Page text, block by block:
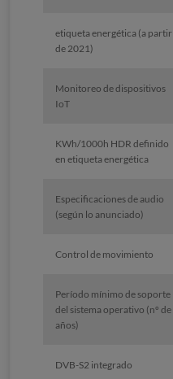
etiqueta energética (a partir
de 2021)
Monitoreo de dispositivos
IoT
KWh/1000h HDR definido
en etiqueta energética
Especificaciones de audio
(según lo anunciado)
Control de movimiento
Período mínimo de soporte
del sistema operativo (nº de
años)
DVB-S2 integrado